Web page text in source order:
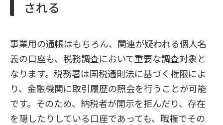
される
事業用の通帳はもちろん、関連が疑われる個人名
義の口座も、税務調査において重要な調査対象と
なります。税務署は国税通則法に基づく権限によ
り、金融機関に取引履歴の照会を行うことが可能
です。そのため、納税者が開示を拒んだり、存在
を隠したりしている口座であっても、職権でその